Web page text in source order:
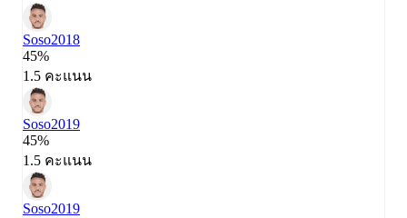
Soso2018
45%
1.5 คะแนน
Soso2019
45%
1.5 คะแนน
Soso2019